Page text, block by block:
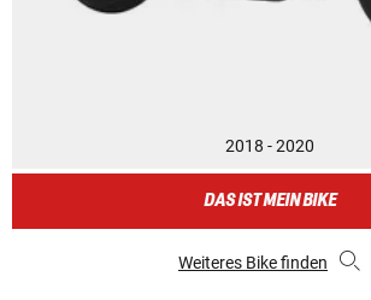
2018 - 2020
DAS IST MEIN BIKE
Weiteres Bike finden